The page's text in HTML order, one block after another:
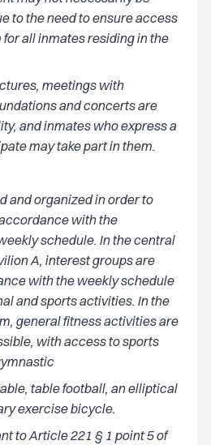
to the need to ensure access
all inmates residing in the
meetings with
and concerts are
and inmates who express a
may take part in them.
and organized in order to
with the
schedule. In the central
A, interest groups are
with the weekly schedule
and sports activities. In the
general fitness activities are
with access to sports
table football, an elliptical
exercise bicycle.
to Article 221 § 1 point 5 of